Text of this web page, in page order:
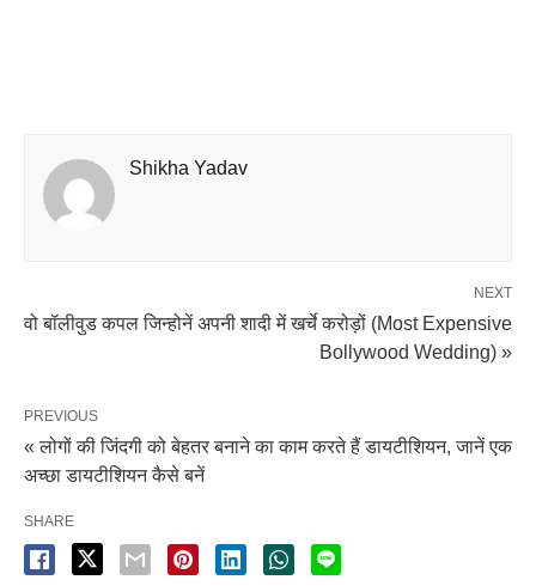
Shikha Yadav
NEXT
वो बॉलीवुड कपल जिन्होनें अपनी शादी में खर्चे करोड़ों (Most Expensive
Bollywood Wedding) »
PREVIOUS
« लोगों की जिंदगी को बेहतर बनाने का काम करते हैं डायटीशियन, जानें एक
अच्छा डायटीशियन कैसे बनें
SHARE